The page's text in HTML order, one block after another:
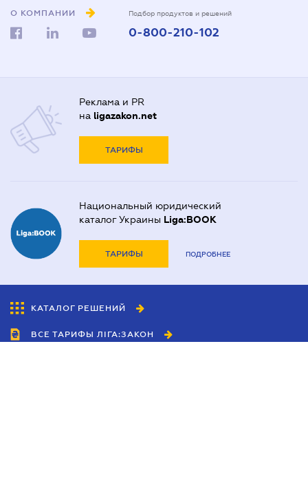
О КОМПАНИИ Подбор продуктов и решений
0-800-210-102
Реклама и PR
на ligazakon.net
ТАРИФЫ
Национальный юридический
каталог Украины Liga:BOOK
ТАРИФЫ ПОДРОБНЕЕ
КАТАЛОГ РЕШЕНИЙ
ВСЕ ТАРИФЫ ЛІГА:ЗАКОН